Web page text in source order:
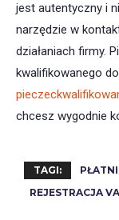
jest autentyczny i
narzędzie w
działaniach firmy.
kwalifikowanego
chcesz wygodnie
TAGI:
REJESTRACJA